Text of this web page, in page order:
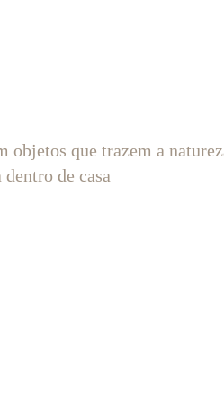
objetos que trazem a
dentro de casa